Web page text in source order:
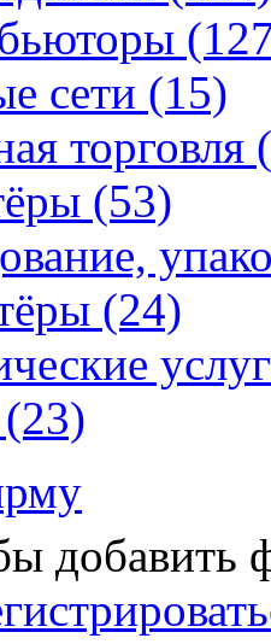
сети (15)
торговля
(53)
(24)
добавить